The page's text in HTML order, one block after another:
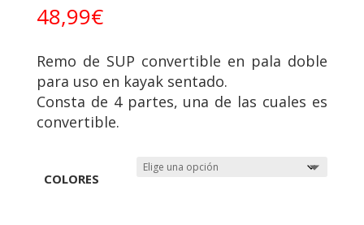
48,99€
Remo de SUP convertible en pala doble
para uso en kayak sentado.
Consta de 4 partes, una de las cuales es
convertible.
COLORES